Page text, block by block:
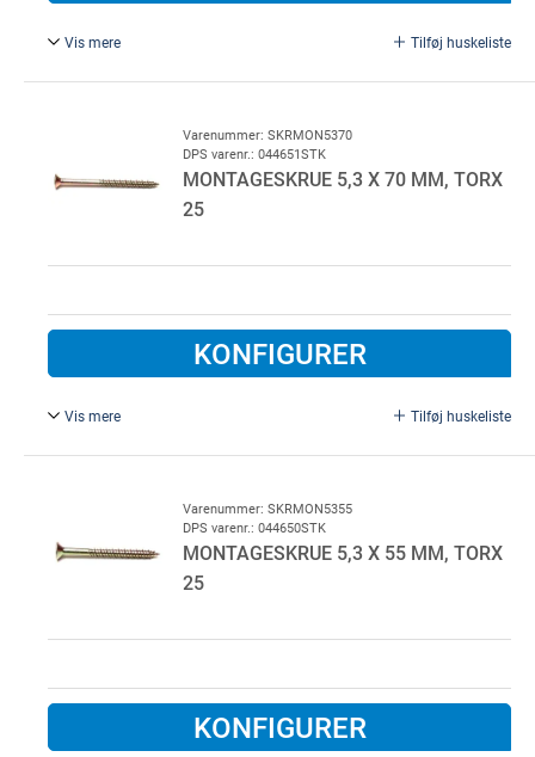
Vis mere Tilføj huskeliste
Varenummer: SKRMON5370
DPS varenr.: 044651STK
MONTAGESKRUE 5,3 X 70 MM, TORX
25
KONFIGURER
Vis mere Tilføj huskeliste
Varenummer: SKRMON5355
DPS varenr.: 044650STK
MONTAGESKRUE 5,3 X 55 MM, TORX
25
KONFIGURER